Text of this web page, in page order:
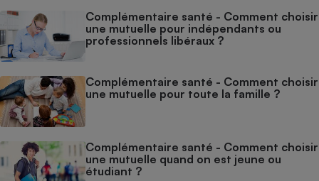
Complémentaire santé - Comment choisir
une mutuelle pour indépendants ou
professionnels libéraux ?
Complémentaire santé - Comment choisir
une mutuelle pour toute la famille ?
Complémentaire santé - Comment choisir
une mutuelle quand on est jeune ou
étudiant ?